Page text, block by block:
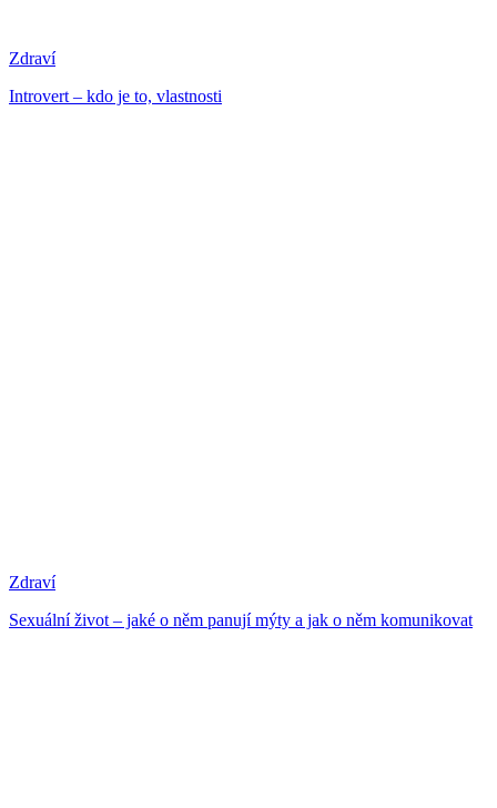
Zdraví
Introvert – kdo je to, vlastnosti
Zdraví
Sexuální život – jaké o něm panují mýty a jak o něm komunikovat